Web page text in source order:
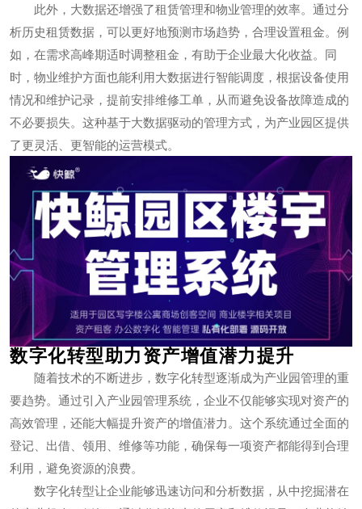
此外，大数据还增强了租赁管理和物业管理的效率。通过分
析历史租赁数据，可以更好地预测市场趋势，合理设置租金。例
如，在需求高峰期适时调整租金，有助于企业最大化收益。同
时，物业维护方面也能利用大数据进行智能调度，根据设备使用
情况和维护记录，提前安排维修工单，从而避免设备故障造成的
不必要损失。这种基于大数据驱动的管理方式，为产业园区提供
了更灵活、更智能的运营模式。
数字化转型助力资产增值潜力提升
随着技术的不断进步，数字化转型逐渐成为产业园管理的重
要趋势。通过引入产业园管理系统，企业不仅能够实现对资产的
高效管理，还能大幅提升资产的增值潜力。这个系统通过全面的
登记、出借、领用、维修等功能，确保每一项资产都能得到合理
利用，避免资源的浪费。
数字化转型让企业能够迅速访问和分析数据，从中挖掘潜在